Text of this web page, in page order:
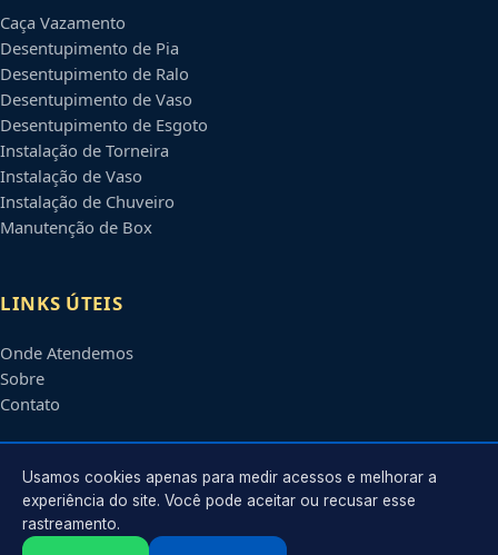
Caça Vazamento
Desentupimento de Pia
Desentupimento de Ralo
Desentupimento de Vaso
Desentupimento de Esgoto
Instalação de Torneira
Instalação de Vaso
Instalação de Chuveiro
Manutenção de Box
LINKS ÚTEIS
Onde Atendemos
Sobre
Contato
CONTATO
Atendimento em
Usamos cookies apenas para medir acessos e melhorar a
experiência do site. Você pode aceitar ou recusar esse
rastreamento.